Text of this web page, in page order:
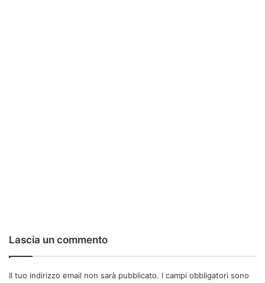
Lascia un commento
Il tuo indirizzo email non sarà pubblicato. I campi obbligatori sono